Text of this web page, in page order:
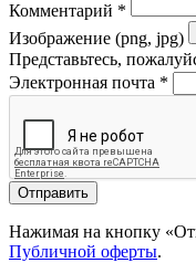
Комментарий *
Изображение (png, jpg)
Представьтесь,
Электронная почта *
Отправить
Нажимая на кнопку
Публичной оферты.